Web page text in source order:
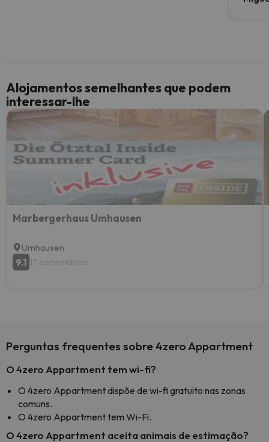
Alojamentos semelhantes que podem
interessar-lhe
Marbergerhaus Umhausen
Umhausen
9.1 17 comentários
Perguntas frequentes sobre 4zero Appartment
O 4zero Appartment tem wi-fi?
O 4zero Appartment dispõe de wi-fi gratuito nas zonas
comuns.
O 4zero Appartment tem Wi-Fi.
O 4zero Appartment aceita animais de estimação?